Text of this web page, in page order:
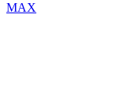
MAX